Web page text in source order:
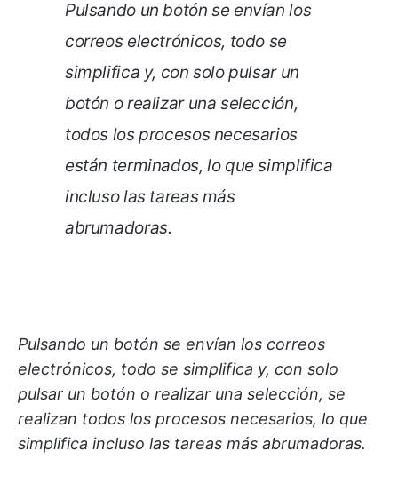
Pulsando un botón se envían los
correos electrónicos, todo se
simplifica y, con solo pulsar un
botón o realizar una selección,
todos los procesos necesarios
están terminados, lo que simplifica
incluso las tareas más
abrumadoras.
Pulsando un botón se envían los correos
electrónicos, todo se simplifica y, con solo
pulsar un botón o realizar una selección, se
realizan todos los procesos necesarios, lo que
simplifica incluso las tareas más abrumadoras.